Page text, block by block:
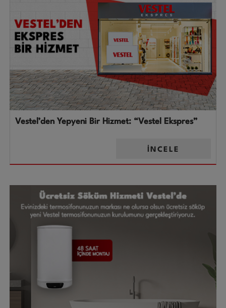
Vestel’den Yepyeni Bir Hizmet: “Vestel Ekspres”
İNCELE